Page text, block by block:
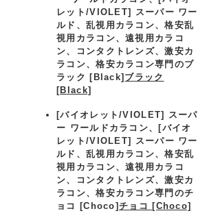
レット/VIOLET] スーパー ワー
ルド、乱視用カラコン、格安乱
視用カラコン、遠視用カラコ
ン、コンタクトレンズ、激安カ
ラコン、格安カラコン専門のブ
ラック [Black] ブラック
[Black]
[バイオレット/VIOLET] スーパ
ー ワールドカラコン、
[バイオ
レット/VIOLET] スーパー ワー
ルド、乱視用カラコン、格安乱
視用カラコン、遠視用カラコ
ン、コンタクトレンズ、激安カ
ラコン、格安カラコン専門のチ
ョコ [Choco] チョコ [Choco]